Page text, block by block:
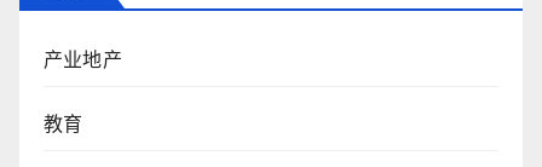
产业地产
教育